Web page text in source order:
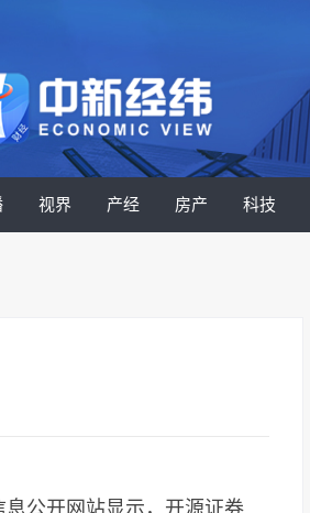
视界 产经 房产 科技
公开网站显示，开源证券